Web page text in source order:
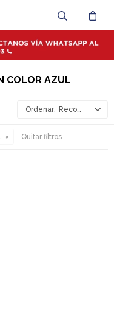
COLOR AZUL
Recomendados
Quitar filtros